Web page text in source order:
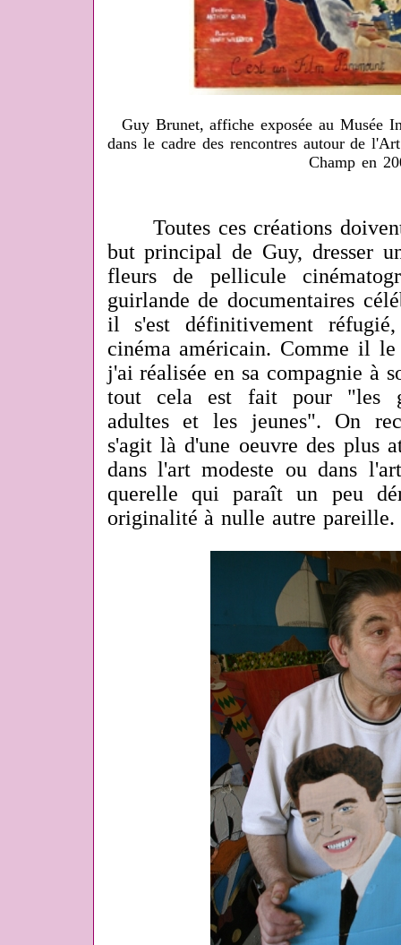
Guy Brunet, affiche exposée au Musée
dans le cadre des rencontres autour de
Champ en
Toutes ces créations
but principal de Guy, dresser
fleurs de pellicule
guirlande de documentaires
il s'est définitivement
cinéma américain. Comme il
j'ai réalisée en sa compagnie à
tout cela est fait pour "les
adultes et les jeunes". On
s'agit là d'une oeuvre des plus
dans l'art modeste ou dans
querelle qui paraît un peu
originalité à nulle autre pareille.